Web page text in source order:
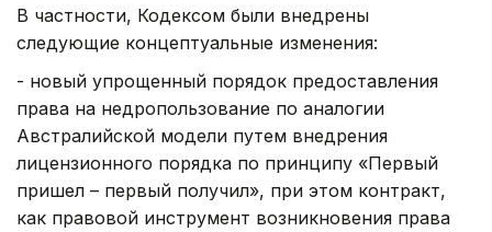
В частности, Кодексом были внедрены
следующие концептуальные изменения:
- новый упрощенный порядок предоставления
права на недропользование по аналогии
Австралийской модели путем внедрения
лицензионного порядка по принципу «Первый
пришел – первый получил», при этом контракт,
как правовой инструмент возникновения права